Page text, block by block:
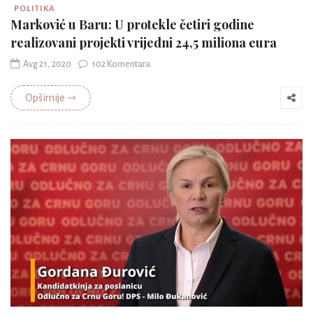
POLITIKA
Marković u Baru: U protekle četiri godine
realizovani projekti vrijedni 24,5 miliona eura
Avg 21, 2020 102 Komentara
Opširnije ⇾